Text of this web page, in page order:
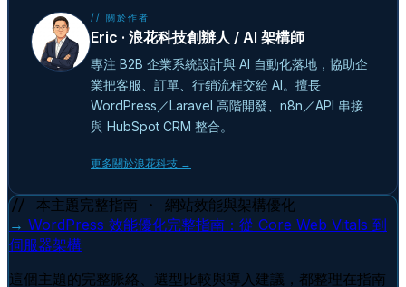
// 關於作者
Eric · 浪花科技創辦人 / AI 架構師
專注 B2B 企業系統設計與 AI 自動化落地，協助企
業把客服、訂單、行銷流程交給 AI。擅長
WordPress／Laravel 高階開發、n8n／API 串接
與 HubSpot CRM 整合。
更多關於浪花科技 →
// 本主題完整指南 · 網站效能與架構優化
→ WordPress 效能優化完整指南：從 Core Web Vitals 到
伺服器架構
這個主題的完整脈絡、選型比較與導入建議，都整理在指南